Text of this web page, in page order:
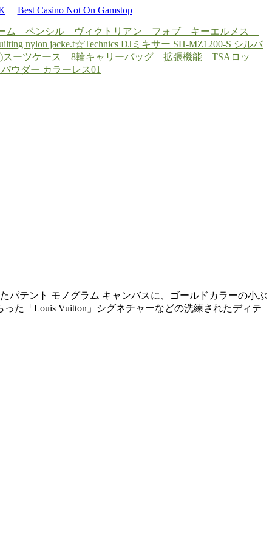
Best Casino Not On Gamstop
ム ペンシル ヴィクトリアン フォブ キーエルメス
nylon jacke.t☆Technics DJミキサー SH-MZ1200-S シルバ
スーツケース 8輪キャリーバッグ 拡張機能 TSAロッ
ウダー カラーレス01
パテント モノグラム キャンバスに、ゴールドカラーの小ぶ
た「Louis Vuitton」シグネチャーなどの洗練されたディテ